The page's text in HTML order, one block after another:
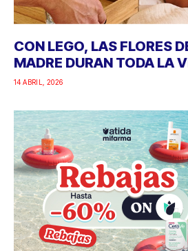
CON LEGO, LAS FLORES
MADRE DURAN TODA LA
14 ABRIL, 2026